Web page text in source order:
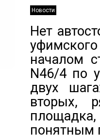
Новости
Нет
началом
N46/4 по
двух
вторых,
понятным